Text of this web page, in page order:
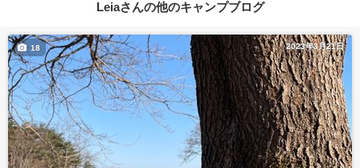
Leiaさんの他のキャンプブログ
2023年3月21日
18